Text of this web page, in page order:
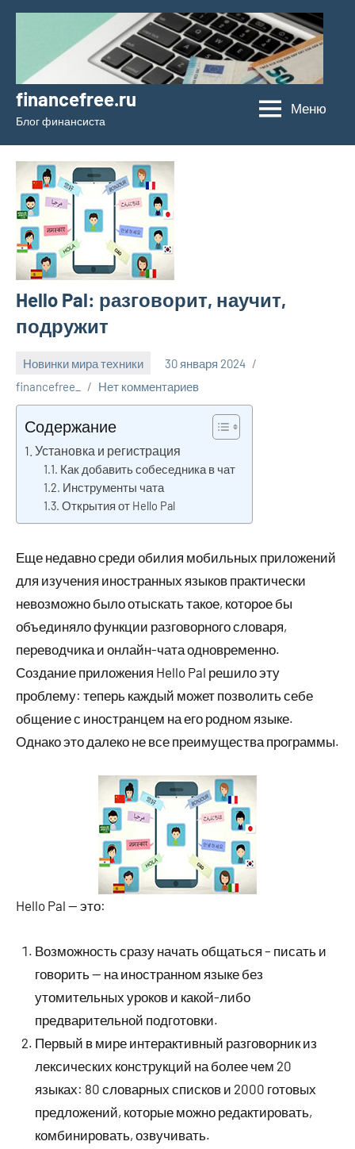
Перейти
содержимому
financefree.ru
Блог финансиста
Меню
Hello Pal: разговорит, научит,
подружит
Новинки мира техники
30 января 2024
financefree_
Нет комментариев
Содержание
Установка и регистрация
Как добавить собеседника в чат
Инструменты чата
Открытия от Hello Pal
Еще недавно среди обилия мобильных приложений
для изучения иностранных языков практически
невозможно было отыскать такое, которое бы
объединяло функции разговорного словаря,
переводчика и онлайн-чата одновременно.
Создание приложения Hello Pal решило эту
проблему: теперь каждый может позволить себе
общение с иностранцем на его родном языке.
Однако это далеко не все преимущества программы.
Hello Pal — это:
Возможность сразу начать общаться – писать и
говорить — на иностранном языке без
утомительных уроков и какой-либо
предварительной подготовки.
Первый в мире интерактивный разговорник из
лексических конструкций на более чем 20
языках: 80 словарных списков и 2000 готовых
предложений, которые можно редактировать,
комбинировать, озвучивать.